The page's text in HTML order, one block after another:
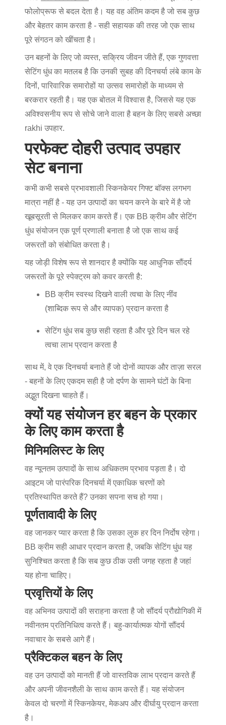
फोलोप्रूफ से बदल देता है। यह वह अंतिम कदम है जो सब कुछ
और बेहतर काम करता है - सही सहायक की तरह जो एक साथ
पूरे संगठन को खींचता है।
उन बहनों के लिए जो व्यस्त, सक्रिय जीवन जीते हैं, एक गुणवत्ता
सेटिंग धुंध का मतलब है कि उनकी सुबह की दिनचर्या लंबे काम के
दिनों, पारिवारिक समारोहों या उत्सव समारोहों के माध्यम से
बरकरार रहती है। यह एक बोतल में विश्वास है, जिससे यह एक
अविश्वसनीय रूप से सोचे जाने वाला है बहन के लिए सबसे अच्छा
rakhi उपहार.
परफेक्ट दोहरी उत्पाद उपहार
सेट बनाना
कभी कभी सबसे प्रभावशाली स्किनकेयर गिफ्ट बॉक्स लगभग
मात्रा नहीं है - यह उन उत्पादों का चयन करने के बारे में है जो
खूबसूरती से मिलकर काम करते हैं। एक BB क्रीम और सेटिंग
धुंध संयोजन एक पूर्ण प्रणाली बनाता है जो एक साथ कई
जरूरतों को संबोधित करता है।
यह जोड़ी विशेष रूप से शानदार है क्योंकि यह आधुनिक सौंदर्य
जरूरतों के पूरे स्पेक्ट्रम को कवर करती है:
BB क्रीम स्वस्थ दिखने वाली त्वचा के लिए नींव
(शाब्दिक रूप से और व्यापक) प्रदान करता है
सेटिंग धुंध सब कुछ सही रहता है और पूरे दिन चल रहे
त्वचा लाभ प्रदान करता है
साथ में, वे एक दिनचर्या बनाते हैं जो दोनों व्यापक और ताज़ा सरल
- बहनों के लिए एकदम सही है जो दर्पण के सामने घंटों के बिना
अद्भुत दिखना चाहते हैं।
क्यों यह संयोजन हर बहन के प्रकार
के लिए काम करता है
मिनिमलिस्ट के लिए
वह न्यूनतम उत्पादों के साथ अधिकतम प्रभाव पड़ता है। दो
आइटम जो पारंपरिक दिनचर्या में एकाधिक चरणों को
प्रतिस्थापित करते हैं? उनका सपना सच हो गया।
पूर्णतावादी के लिए
वह जानकर प्यार करता है कि उसका लुक हर दिन निर्दोष रहेगा।
BB क्रीम सही आधार प्रदान करता है, जबकि सेटिंग धुंध यह
सुनिश्चित करता है कि सब कुछ ठीक उसी जगह रहता है जहां
यह होना चाहिए।
प्रवृत्तियों के लिए
वह अभिनव उत्पादों की सराहना करता है जो सौंदर्य प्रौद्योगिकी में
नवीनतम प्रतिनिधित्व करते हैं। बहु-कार्यात्मक योगों सौंदर्य
नवाचार के सबसे आगे हैं।
प्रैक्टिकल बहन के लिए
वह उन उत्पादों को मानती हैं जो वास्तविक लाभ प्रदान करते हैं
और अपनी जीवनशैली के साथ काम करते हैं। यह संयोजन
केवल दो चरणों में स्किनकेयर, मेकअप और दीर्घायु प्रदान करता
है।